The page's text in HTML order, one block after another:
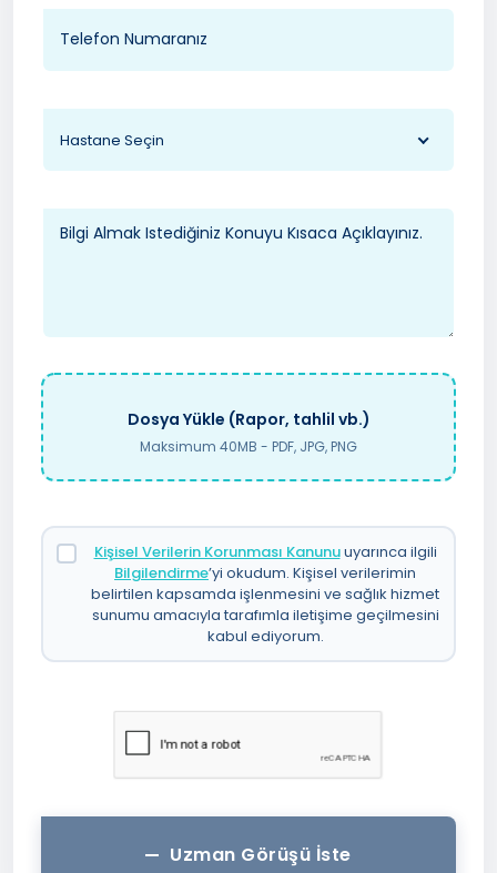
Hastane Seçin
Dosya Yükle (Rapor, tahlil vb.)
Maksimum 40MB - PDF, JPG, PNG
Kişisel Verilerin Korunması Kanunuuyarınca ilgili
Bilgilendirme’yi okudum. Kişisel verilerimin
belirtilen kapsamda işlenmesini ve sağlık hizmet
sunumu amacıyla tarafımla iletişime geçilmesini
kabul ediyorum.
Uzman Görüşü İste